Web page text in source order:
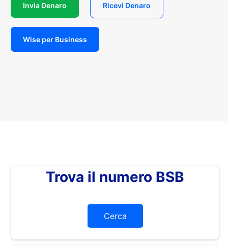
Invia Denaro Ricevi Denaro
Wise per Business
Trova il numero BSB
Cerca